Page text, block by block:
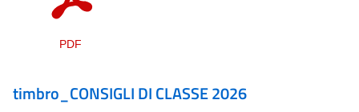
timbro_CONSIGLI DI CLASSE 2026